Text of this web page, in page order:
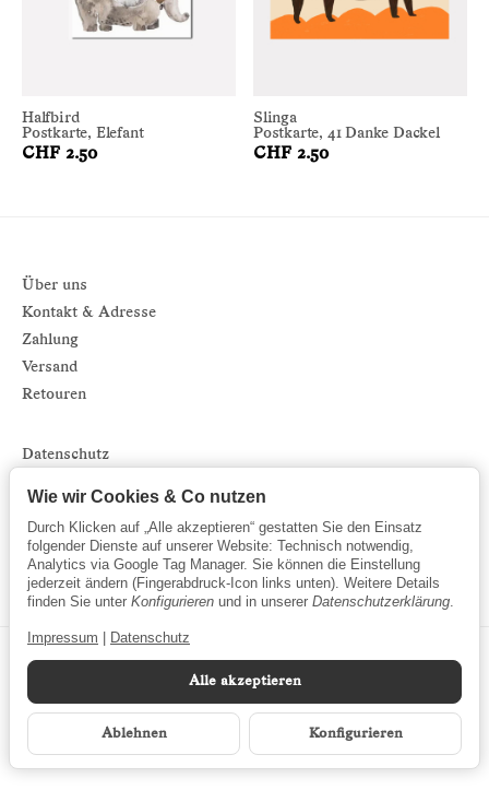
Halfbird
Postkarte, Elefant
CHF 2.50
Slinga
Postkarte, 41 Danke Dackel
CHF 2.50
Über uns
Kontakt & Adresse
Zahlung
Versand
Retouren
Datenschutz
Sitemap
Newsletter
*Alle Preise inkl. gesetzlicher MwSt.
© Marinsel GmbH
Wie wir Cookies & Co nutzen
Durch Klicken auf „Alle akzeptieren“ gestatten Sie den Einsatz
folgender Dienste auf unserer Website: Technisch notwendig,
Analytics via Google Tag Manager. Sie können die Einstellung
jederzeit ändern (Fingerabdruck-Icon links unten). Weitere Details
finden Sie unter Konfigurieren und in unserer Datenschutzerklärung.
Impressum Datenschutz
Alle akzeptieren
Ablehnen Konfigurieren